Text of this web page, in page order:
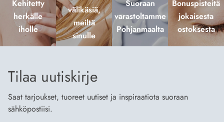
Kehitetty
herkälle
iholle
välikäsiä,
meiltä
sinulle
Suoraan
varastoltamme
Pohjanmaalta
Bonuspisteitä
jokaisesta
ostoksesta
Tilaa uutiskirje
Saat tarjoukset, tuoreet uutiset ja inspiraatiota suoraan
sähköpostiisi.